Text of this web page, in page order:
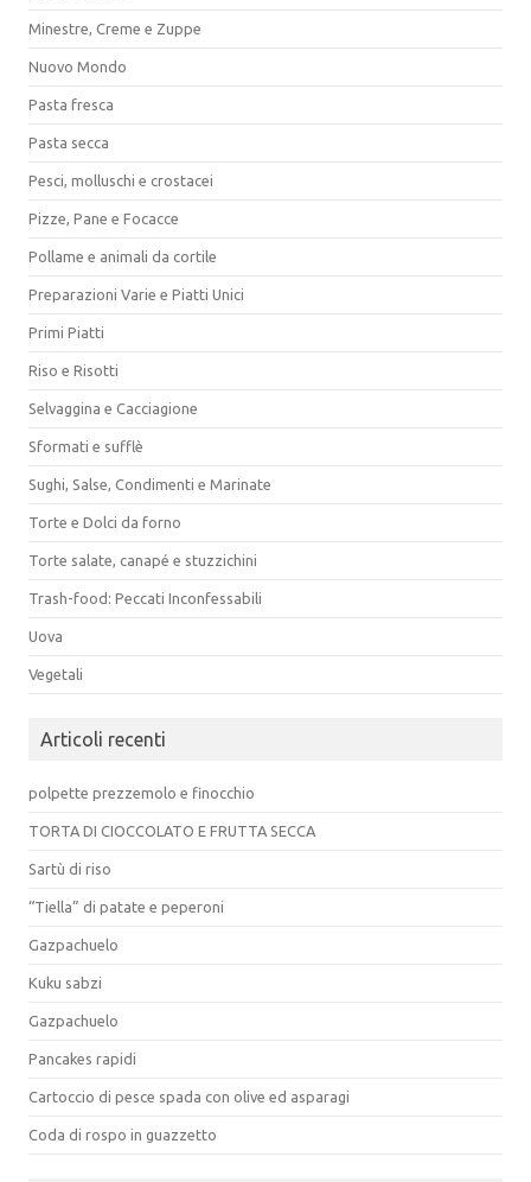
Minestre, Creme e Zuppe
Nuovo Mondo
Pasta fresca
Pasta secca
Pesci, molluschi e crostacei
Pizze, Pane e Focacce
Pollame e animali da cortile
Preparazioni Varie e Piatti Unici
Primi Piatti
Riso e Risotti
Selvaggina e Cacciagione
Sformati e sufflè
Sughi, Salse, Condimenti e Marinate
Torte e Dolci da forno
Torte salate, canapé e stuzzichini
Trash-food: Peccati Inconfessabili
Uova
Vegetali
Articoli recenti
polpette prezzemolo e finocchio
TORTA DI CIOCCOLATO E FRUTTA SECCA
Sartù di riso
“Tiella” di patate e peperoni
Gazpachuelo
Kuku sabzi
Gazpachuelo
Pancakes rapidi
Cartoccio di pesce spada con olive ed asparagi
Coda di rospo in guazzetto